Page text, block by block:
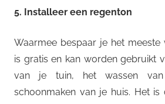
5. Installeer een regenton
Waarmee bespaar je het meeste
is gratis en kan worden gebruikt
van je tuin, het wassen
schoonmaken van je huis. Het